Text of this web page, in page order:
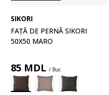
SIKORI
FAȚĂ DE PERNĂ SIKORI
50X50 MARO
85 MDL / Buc